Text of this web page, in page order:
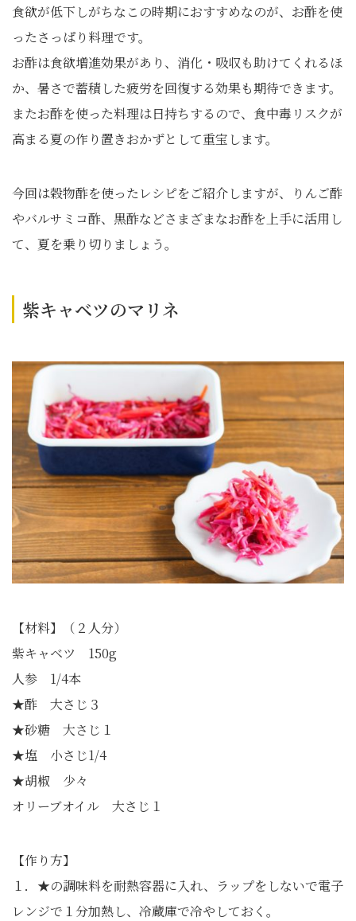
食欲が低下しがちなこの時期におすすめなのが、お酢を使
ったさっぱり料理です。
お酢は食欲増進効果があり、消化・吸収も助けてくれるほ
か、暑さで蓄積した疲労を回復する効果も期待できます。
またお酢を使った料理は日持ちするので、食中毒リスクが
高まる夏の作り置きおかずとして重宝します。
今回は穀物酢を使ったレシピをご紹介しますが、りんご酢
やバルサミコ酢、黒酢などさまざまなお酢を上手に活用し
て、夏を乗り切りましょう。
紫キャベツのマリネ
【材料】（２人分）
紫キャベツ 150g
人参 1/4本
★酢 大さじ３
★砂糖 大さじ１
★塩 小さじ1/4
★胡椒 少々
オリーブオイル 大さじ１
【作り方】
１．★の調味料を耐熱容器に入れ、ラップをしないで電子
レンジで１分加熱し、冷蔵庫で冷やしておく。